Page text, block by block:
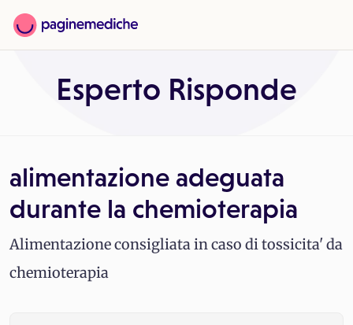
Esperto Risponde
alimentazione adeguata
durante la chemioterapia
Alimentazione consigliata in caso di tossicita' da
chemioterapia